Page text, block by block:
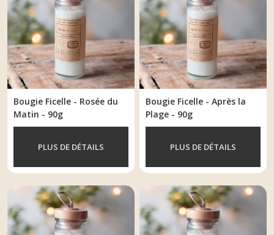
Bougie Ficelle - Rosée du
Matin - 90g
PLUS DE DÉTAILS
Bougie Ficelle - Après la
Plage - 90g
PLUS DE DÉTAILS